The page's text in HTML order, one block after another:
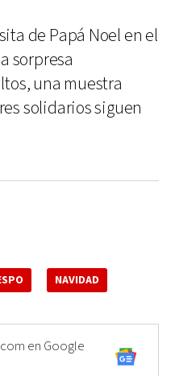
de Papá Noel en el
sorpresa
una muestra
solidarios siguen
NAVIDAD
en Google